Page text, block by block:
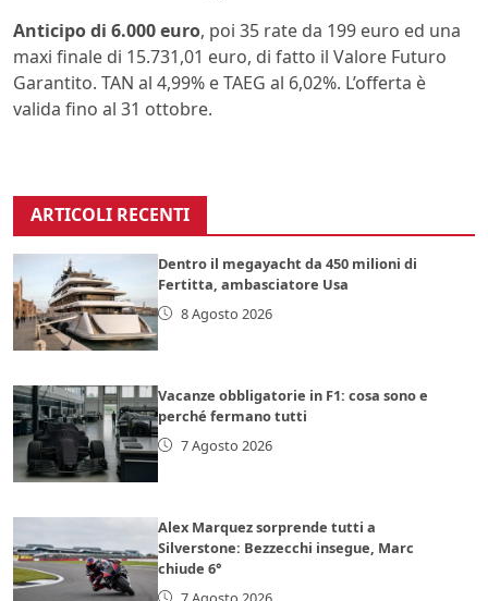
Anticipo di 6.000 euro, poi 35 rate da 199 euro ed una
maxi finale di 15.731,01 euro, di fatto il Valore Futuro
Garantito. TAN al 4,99% e TAEG al 6,02%. L’offerta è
valida fino al 31 ottobre.
ARTICOLI RECENTI
Dentro il megayacht da 450 milioni di
Fertitta, ambasciatore Usa
8 Agosto 2026
Vacanze obbligatorie in F1: cosa sono e
perché fermano tutti
7 Agosto 2026
Alex Marquez sorprende tutti a
Silverstone: Bezzecchi insegue, Marc
chiude 6°